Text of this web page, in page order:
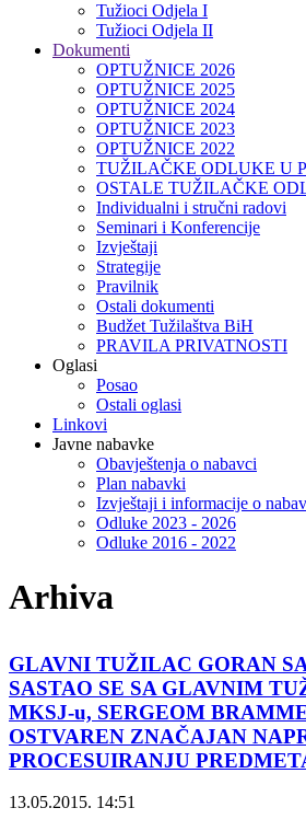
Tužioci Odjela I
Tužioci Odjela II
Dokumenti
OPTUŽNICE 2026
OPTUŽNICE 2025
OPTUŽNICE 2024
OPTUŽNICE 2023
OPTUŽNICE 2022
TUŽILAČKE ODLUKE U
OSTALE TUŽILAČKE
Individualni i stručni radovi
Seminari i Konferencije
Izvještaji
Strategije
Pravilnik
Ostali dokumenti
Budžet Tužilaštva BiH
PRAVILA PRIVATNOSTI
Oglasi
Posao
Ostali oglasi
Linkovi
Javne nabavke
Obavještenja o nabavci
Plan nabavki
Izvještaji i informacije o
Odluke 2023 - 2026
Odluke 2016 - 2022
Arhiva
GLAVNI TUŽILAC GORAN
SASTAO SE SA GLAVNIM
MKSJ-u, SERGEOM
OSTVAREN ZNAČAJAN
PROCESUIRANJU
13.05.2015. 14:51